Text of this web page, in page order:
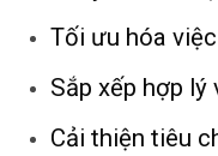
Tối ưu hóa
Sắp xếp hợp
Cải thiện tiêu